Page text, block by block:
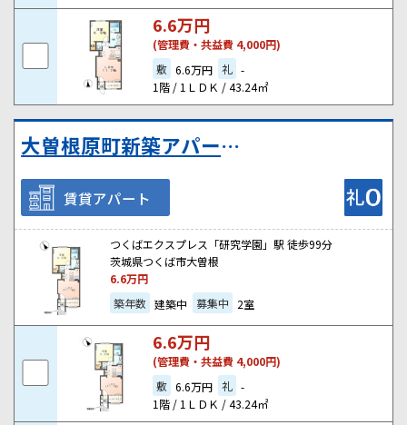
6.6万円
(管理費・共益費 4,000円)
敷 6.6万円 礼 -
1階 / 1ＬＤＫ / 43.24㎡
大曽根原町新築アパート①（仮
賃貸アパート
つくばエクスプレス「研究学園」駅 徒歩99分
茨城県つくば市大曽根
6.6万円
築年数 建築中 募集中 2室
6.6万円
(管理費・共益費 4,000円)
敷 6.6万円 礼 -
1階 / 1ＬＤＫ / 43.24㎡